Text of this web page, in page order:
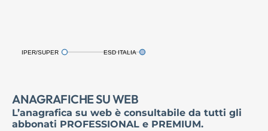
ANAGRAFICHE SU WEB
L’anagrafica su web è consultabile da tutti gli
abbonati PROFESSIONAL e PREMIUM.